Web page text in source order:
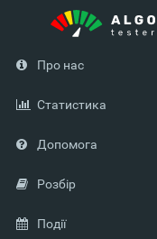
Про нас
Статистика
Допомога
Розбір
Події